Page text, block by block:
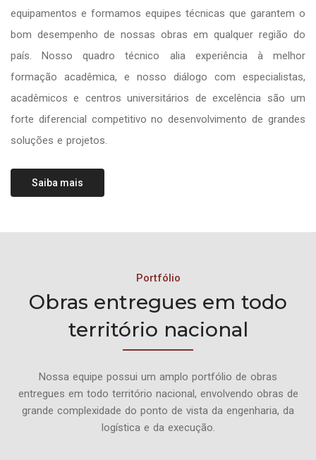
equipamentos e formamos equipes técnicas que garantem o
bom desempenho de nossas obras em qualquer região do
país. Nosso quadro técnico alia experiência à melhor
formação acadêmica, e nosso diálogo com especialistas,
acadêmicos e centros universitários de excelência são um
forte diferencial competitivo no desenvolvimento de grandes
soluções e projetos.
Saiba mais
Portfólio
Obras entregues em todo
território nacional
Nossa equipe possui um amplo portfólio de obras
entregues em todo território nacional, envolvendo obras de
grande complexidade do ponto de vista da engenharia, da
logística e da execução.